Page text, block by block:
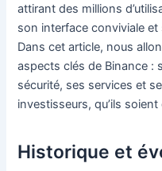
attirant des millions
son interface conviviale
Dans cet article, nous
aspects clés de Binance :
sécurité, ses services et
investisseurs, qu’ils
Historique et